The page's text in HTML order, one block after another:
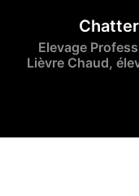
contenuElevage
Lièvre Chaud,